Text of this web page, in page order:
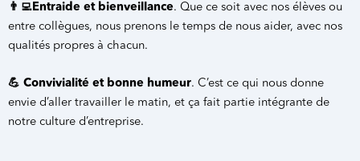
👨‍💻Entraide et bienveillance. Que ce soit avec nos élèves ou
entre collègues, nous prenons le temps de nous aider, avec nos
qualités propres à chacun.
💪 Convivialité et bonne humeur. C’est ce qui nous donne
envie d’aller travailler le matin, et ça fait partie intégrante de
notre culture d’entreprise.